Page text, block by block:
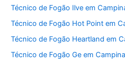
Técnico de Fogão Ilve em
Técnico de Fogão Hot Point em
Técnico de Fogão Heartland em
Técnico de Fogão Ge em